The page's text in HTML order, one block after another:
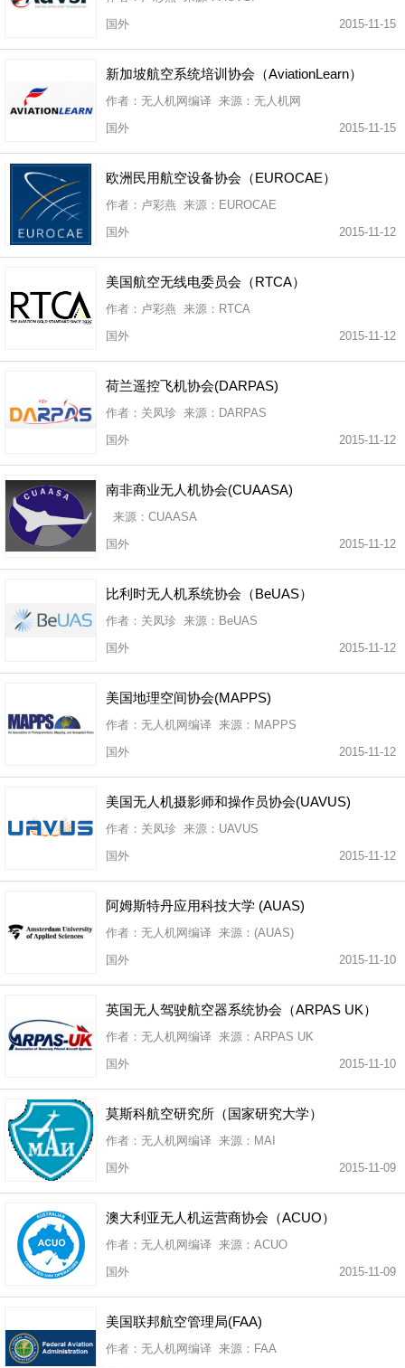
国外
2015-11-15
新加坡航空系统培训协会（AviationLearn）
作者：无人机网编译 来源：无人机网
国外
2015-11-15
欧洲民用航空设备协会（EUROCAE）
作者：卢彩燕 来源：EUROCAE
国外
2015-11-12
美国航空无线电委员会（RTCA）
作者：卢彩燕 来源：RTCA
国外
2015-11-12
荷兰遥控飞机协会(DARPAS)
作者：关凤珍 来源：DARPAS
国外
2015-11-12
南非商业无人机协会(CUAASA)
来源：CUAASA
国外
2015-11-12
比利时无人机系统协会（BeUAS）
作者：关凤珍 来源：BeUAS
国外
2015-11-12
美国地理空间协会(MAPPS)
作者：无人机网编译 来源：MAPPS
国外
2015-11-12
美国无人机摄影师和操作员协会(UAVUS)
作者：关凤珍 来源：UAVUS
国外
2015-11-12
阿姆斯特丹应用科技大学 (AUAS)
作者：无人机网编译 来源：(AUAS)
国外
2015-11-10
英国无人驾驶航空器系统协会（ARPAS UK）
作者：无人机网编译 来源：ARPAS UK
国外
2015-11-10
莫斯科航空研究所（国家研究大学）
作者：无人机网编译 来源：MAI
国外
2015-11-09
澳大利亚无人机运营商协会（ACUO）
作者：无人机网编译 来源：ACUO
国外
2015-11-09
美国联邦航空管理局(FAA)
作者：无人机网编译 来源：FAA